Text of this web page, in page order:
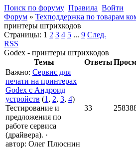
Поиск по форуму Правила Войти
Форум » Техподдержка по товарам
принтеры штрихкодов
Страницы: 1 2 3 4 5 ... 9 След.
RSS
Godex - принтеры штрихкодов
Темы
Ответы
Важно: Сервис для
печати на принтерах
Godex c Андроид
устройств (1 , 2, 3, 4)
Тестирование и
предложения по
работе сервиса
(драйвера). ·
автор: Олег Плюснин
33